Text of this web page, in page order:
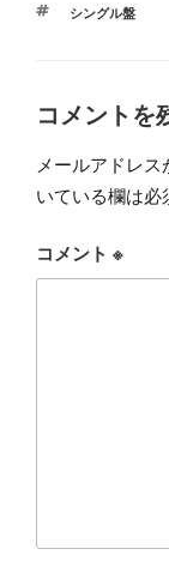
ゴ
タ
シングル盤
コメントを
メールアドレス
いている欄は必
コメント ※